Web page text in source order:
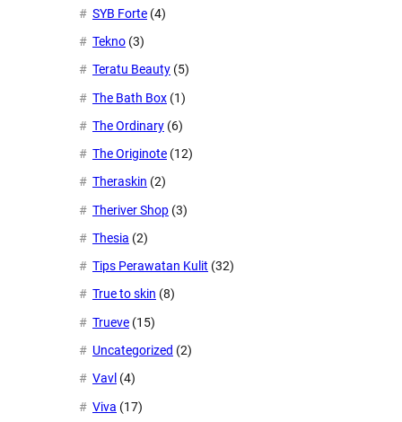
SYB Forte (4)
Tekno (3)
Teratu Beauty (5)
The Bath Box (1)
The Ordinary (6)
The Originote (12)
Theraskin (2)
Theriver Shop (3)
Thesia (2)
Tips Perawatan Kulit (32)
True to skin (8)
Trueve (15)
Uncategorized (2)
Vavl (4)
Viva (17)